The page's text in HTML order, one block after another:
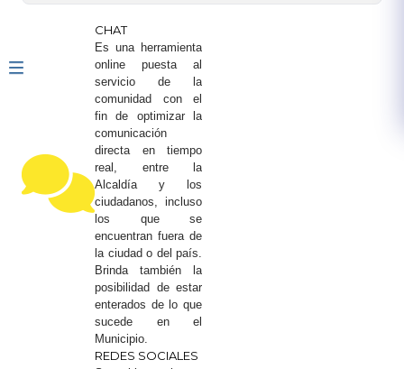
CHAT
Es una herramienta
online puesta al
servicio de la
comunidad con el
fin de optimizar la
comunicación
directa en tiempo
real, entre la
Alcaldía y los
ciudadanos, incluso
los que se
encuentran fuera de
la ciudad o del país.
Brinda también la
posibilidad de estar
enterados de lo que
sucede en el
Municipio.
REDES SOCIALES